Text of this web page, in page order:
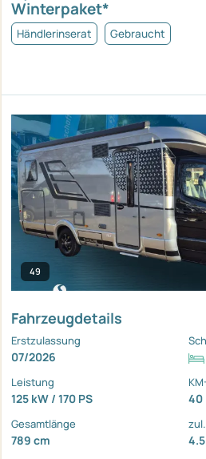
Winterpaket*
Händlerinserat Gebraucht
49
Fahrzeugdetails
Erstzulassung
07/2026
Leistung
125 kW / 170 PS 40
Gesamtlänge
789 cm